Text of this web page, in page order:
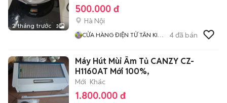
2 tháng trước 3
500.000 đ
Hà Nội
CỬA HÀNG ĐIỆN TỬ TÂN KIM
4đã bán
Máy Hút Mùi Âm Tủ CANZY CZ-
H1160AT Mới 100%,
Mới Khác
1.800.000 đ